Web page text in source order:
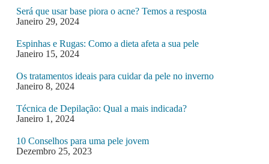
Será que usar base piora o acne? Temos a resposta
Janeiro 29, 2024
Espinhas e Rugas: Como a dieta afeta a sua pele
Janeiro 15, 2024
Os tratamentos ideais para cuidar da pele no inverno
Janeiro 8, 2024
Técnica de Depilação: Qual a mais indicada?
Janeiro 1, 2024
10 Conselhos para uma pele jovem
Dezembro 25, 2023